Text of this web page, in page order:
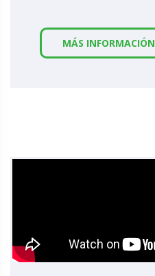
MÁS INFORMACIÓN